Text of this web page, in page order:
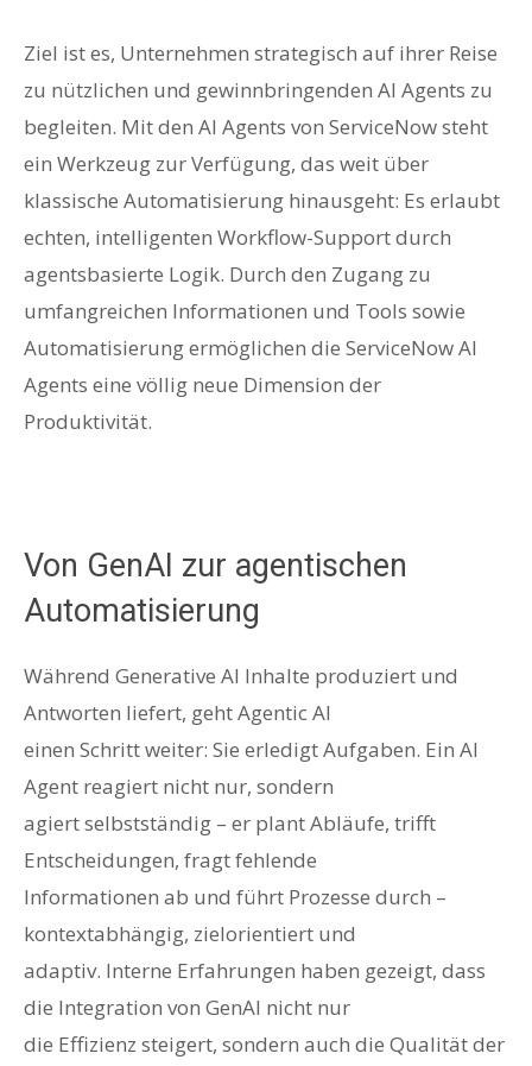
Ziel ist es, Unternehmen strategisch auf ihrer Reise
zu nützlichen und gewinnbringenden AI Agents zu
begleiten. Mit den AI Agents von ServiceNow steht
ein Werkzeug zur Verfügung, das weit über
klassische Automatisierung hinausgeht: Es erlaubt
echten, intelligenten Workflow-Support durch
agentsbasierte Logik. Durch den Zugang zu
umfangreichen Informationen und Tools sowie
Automatisierung ermöglichen die ServiceNow AI
Agents eine völlig neue Dimension der
Produktivität.
Von GenAI zur agentischen
Automatisierung
Während Generative AI Inhalte produziert und
Antworten liefert, geht Agentic AI
einen Schritt weiter: Sie erledigt Aufgaben. Ein AI
Agent reagiert nicht nur, sondern
agiert selbstständig – er plant Abläufe, trifft
Entscheidungen, fragt fehlende
Informationen ab und führt Prozesse durch –
kontextabhängig, zielorientiert und
adaptiv. Interne Erfahrungen haben gezeigt, dass
die Integration von GenAI nicht nur
die Effizienz steigert, sondern auch die Qualität der